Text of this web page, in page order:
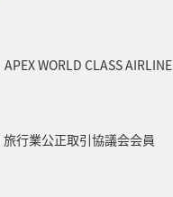
南米
APEX WORLD CLASS AIRLINE
旅行業公正取引協議会会員